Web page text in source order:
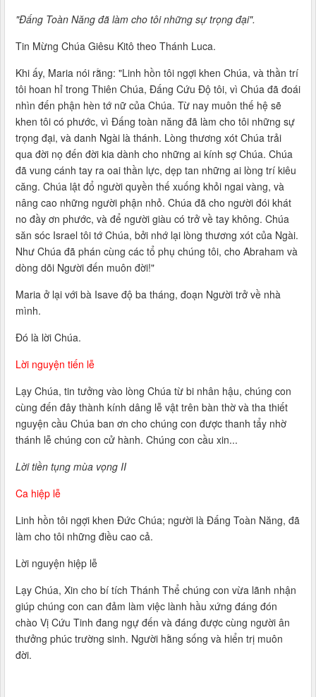
"Ðấng Toàn Năng đã làm cho tôi những sự trọng đại".
Tin Mừng Chúa Giêsu Kitô theo Thánh Luca.
Khi ấy, Maria nói rằng: "Linh hồn tôi ngợi khen Chúa, và thần trí
tôi hoan hỉ trong Thiên Chúa, Ðấng Cứu Ðộ tôi, vì Chúa đã đoái
nhìn đến phận hèn tớ nữ của Chúa. Từ nay muôn thế hệ sẽ
khen tôi có phước, vì Ðấng toàn năng đã làm cho tôi những sự
trọng đại, và danh Ngài là thánh. Lòng thương xót Chúa trải
qua đời nọ đến đời kia dành cho những ai kính sợ Chúa. Chúa
đã vung cánh tay ra oai thần lực, dẹp tan những ai lòng trí kiêu
căng. Chúa lật đổ người quyền thế xuống khỏi ngai vàng, và
nâng cao những người phận nhỏ. Chúa đã cho người đói khát
no đầy ơn phước, và để người giàu có trở về tay không. Chúa
săn sóc Israel tôi tớ Chúa, bởi nhớ lại lòng thương xót của Ngài.
Như Chúa đã phán cùng các tổ phụ chúng tôi, cho Abraham và
dòng dõi Người đến muôn đời!"
Maria ở lại với bà Isave độ ba tháng, đoạn Người trở về nhà
mình.
Ðó là lời Chúa.
Lời nguyện tiến lễ
Lạy Chúa, tin tưởng vào lòng Chúa từ bi nhân hậu, chúng con
cùng đến đây thành kính dâng lễ vật trên bàn thờ và tha thiết
nguyện cầu Chúa ban ơn cho chúng con được thanh tẩy nhờ
thánh lễ chúng con cử hành. Chúng con cầu xin...
Lời tiền tụng mùa vọng II
Ca hiệp lễ
Linh hồn tôi ngợi khen Đức Chúa; người là Đấng Toàn Năng, đã
làm cho tôi những điều cao cả.
Lời nguyện hiệp lễ
Lạy Chúa, Xin cho bí tích Thánh Thể chúng con vừa lãnh nhận
giúp chúng con can đảm làm việc lành hầu xứng đáng đón
chào Vị Cứu Tinh đang ngự đến và đáng được cùng người ân
thưởng phúc trường sinh. Người hằng sống và hiển trị muôn
đời.